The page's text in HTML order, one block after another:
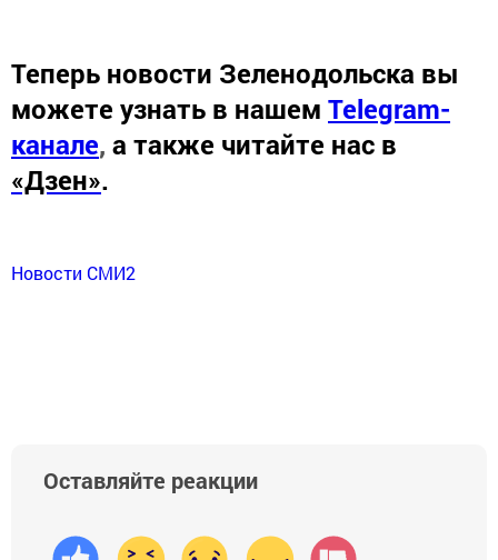
Теперь новости Зеленодольска вы
можете узнать в нашем Telegram-
канале, а также читайте нас в
«Дзен».
Новости СМИ2
Оставляйте реакции